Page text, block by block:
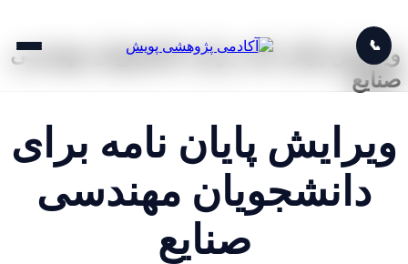
📞
ویرایش پایان نامه برای دانشجویان مهندسی
صنایع
ویرایش پایان نامه برای
دانشجویان مهندسی
صنایع